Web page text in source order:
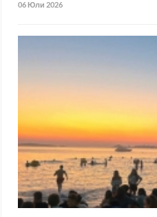
06 Юли 2026